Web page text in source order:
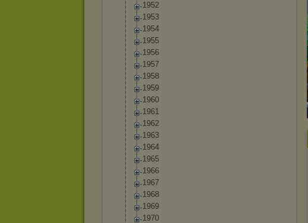
1952
1953
1954
1955
1956
1957
1958
1959
1960
1961
1962
1963
1964
1965
1966
1967
1968
1969
1970